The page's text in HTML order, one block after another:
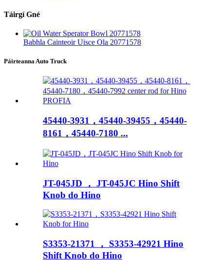
Táirgí Gné
Babhla Cainteoir Uisce Ola 20771578
Páirteanna Auto Truck
45440-3931，45440-39455，45440-
8161，45440-7180 ​​...
JT-045JD ， JT-045JC Hino Shift
Knob do Hino
S3353-21371 ， S3353-42921 Hino
Shift Knob do Hino